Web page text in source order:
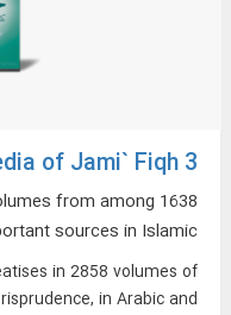
of Jami` Fiqh 3
from among
sources in Islamic
in 2858 volumes of
in Arabic and